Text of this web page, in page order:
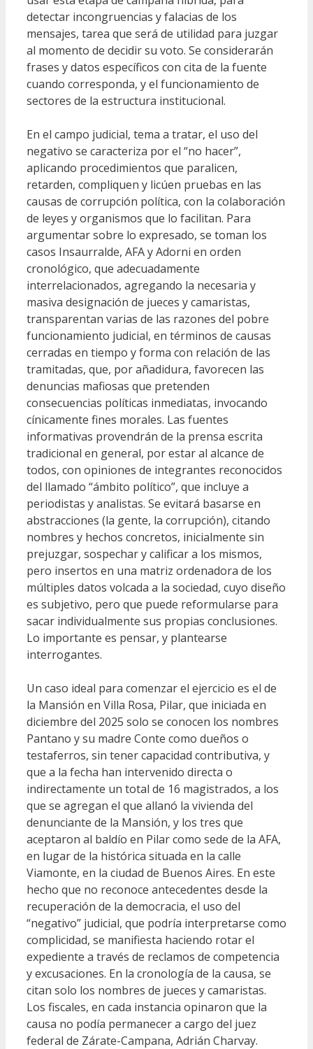
detectar incongruencias y falacias de los
mensajes, tarea que será de utilidad para juzgar
al momento de decidir su voto. Se considerarán
frases y datos específicos con cita de la fuente
cuando corresponda, y el funcionamiento de
sectores de la estructura institucional.
En el campo judicial, tema a tratar, el uso del
negativo se caracteriza por el “no hacer”,
aplicando procedimientos que paralicen,
retarden, compliquen y licúen pruebas en las
causas de corrupción política, con la colaboración
de leyes y organismos que lo facilitan. Para
argumentar sobre lo expresado, se toman los
casos Insaurralde, AFA y Adorni en orden
cronológico, que adecuadamente
interrelacionados, agregando la necesaria y
masiva designación de jueces y camaristas,
transparentan varias de las razones del pobre
funcionamiento judicial, en términos de causas
cerradas en tiempo y forma con relación de las
tramitadas, que, por añadidura, favorecen las
denuncias mafiosas que pretenden
consecuencias políticas inmediatas, invocando
cínicamente fines morales. Las fuentes
informativas provendrán de la prensa escrita
tradicional en general, por estar al alcance de
todos, con opiniones de integrantes reconocidos
del llamado “ámbito político”, que incluye a
periodistas y analistas. Se evitará basarse en
abstracciones (la gente, la corrupción), citando
nombres y hechos concretos, inicialmente sin
prejuzgar, sospechar y calificar a los mismos,
pero insertos en una matriz ordenadora de los
múltiples datos volcada a la sociedad, cuyo diseño
es subjetivo, pero que puede reformularse para
sacar individualmente sus propias conclusiones.
Lo importante es pensar, y plantearse
interrogantes.
Un caso ideal para comenzar el ejercicio es el de
la Mansión en Villa Rosa, Pilar, que iniciada en
diciembre del 2025 solo se conocen los nombres
Pantano y su madre Conte como dueños o
testaferros, sin tener capacidad contributiva, y
que a la fecha han intervenido directa o
indirectamente un total de 16 magistrados, a los
que se agregan el que allanó la vivienda del
denunciante de la Mansión, y los tres que
aceptaron al baldío en Pilar como sede de la AFA,
en lugar de la histórica situada en la calle
Viamonte, en la ciudad de Buenos Aires. En este
hecho que no reconoce antecedentes desde la
recuperación de la democracia, el uso del
“negativo” judicial, que podría interpretarse como
complicidad, se manifiesta haciendo rotar el
expediente a través de reclamos de competencia
y excusaciones. En la cronología de la causa, se
citan solo los nombres de jueces y camaristas.
Los fiscales, en cada instancia opinaron que la
causa no podía permanecer a cargo del juez
federal de Zárate-Campana, Adrián Charvay.